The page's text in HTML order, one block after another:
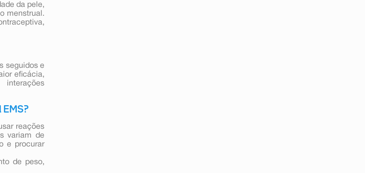
da pele,
menstrual.
seguidos e
eficácia,
reações
variam de
e procurar
de peso,